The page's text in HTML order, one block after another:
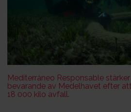
Mediterráneo Responsable
bevarande av Medelhavet efter
18 000 kilo avfall.